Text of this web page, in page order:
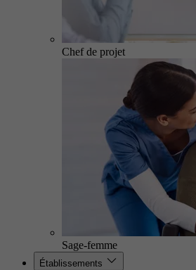
Chef de projet
Sage-femme
Établissements